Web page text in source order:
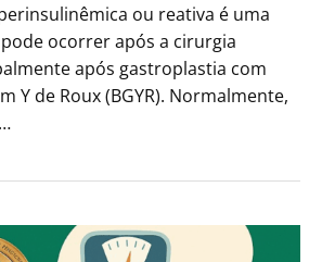
ou reativa é uma
ocorrer após a cirurgia
após gastroplastia com
Y de Roux (BGYR). Normalmente,